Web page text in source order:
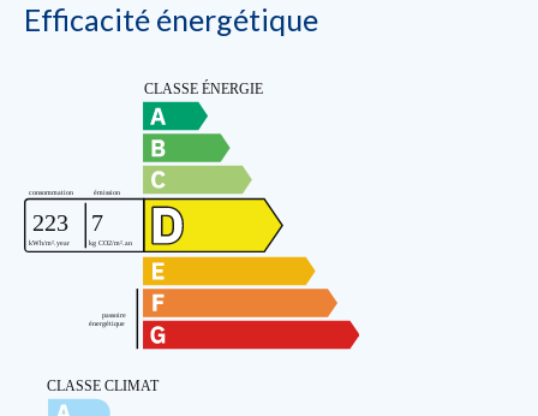
Efficacité énergétique